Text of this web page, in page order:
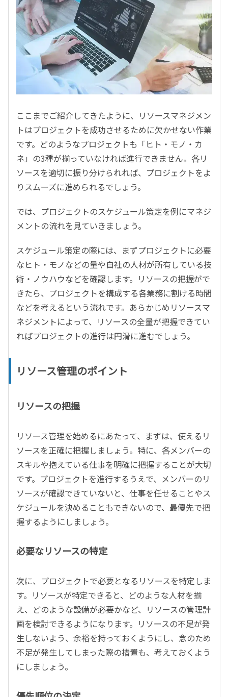
ここまでご紹介してきたように、リソースマネジメン
トはプロジェクトを成功させるために欠かせない作業
です。どのようなプロジェクトも「ヒト・モノ・カ
ネ」の3種が揃っていなければ進行できません。各リ
ソースを適切に振り分けられれば、プロジェクトをよ
りスムーズに進められるでしょう。
では、プロジェクトのスケジュール策定を例にマネジ
メントの流れを見ていきましょう。
スケジュール策定の際には、まずプロジェクトに必要
なヒト・モノなどの量や自社の人材が所有している技
術・ノウハウなどを確認します。リソースの把握がで
きたら、プロジェクトを構成する各業務に割ける時間
などを考えるという流れです。あらかじめリソースマ
ネジメントによって、リソースの全量が把握できてい
ればプロジェクトの進行は円滑に進むでしょう。
リソース管理のポイント
リソースの把握
リソース管理を始めるにあたって、まずは、使えるリ
ソースを正確に把握しましょう。特に、各メンバーの
スキルや抱えている仕事を明確に把握することが大切
です。プロジェクトを進行するうえで、メンバーのリ
ソースが確認できていないと、仕事を任せることやス
ケジュールを決めることもできないので、最優先で把
握するようにしましょう。
必要なリソースの特定
次に、プロジェクトで必要となるリソースを特定しま
す。リソースが特定できると、どのような人材を揃
え、どのような設備が必要かなど、リソースの管理計
画を検討できるようになります。リソースの不足が発
生しないよう、余裕を持っておくようにし、念のため
不足が発生してしまった際の措置も、考えておくよう
にしましょう。